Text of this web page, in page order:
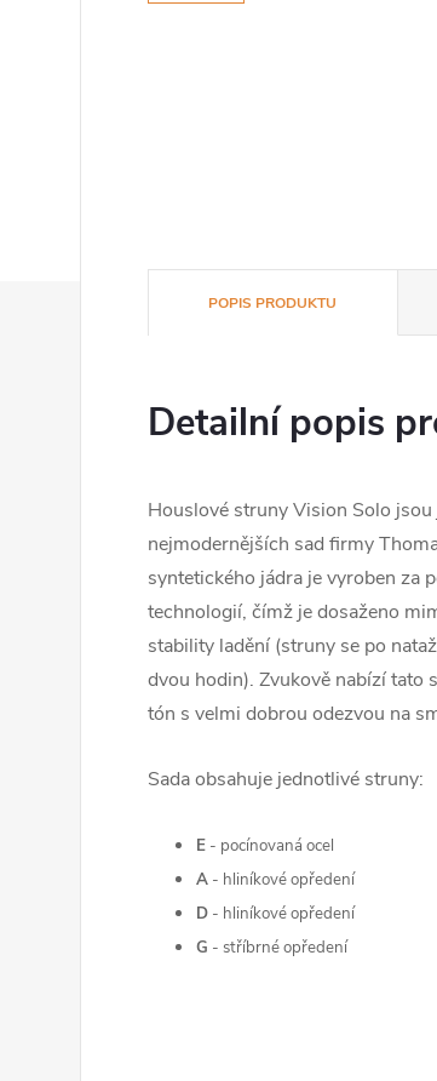
POPIS PRODUKTU
Detailní popis
Houslové struny Vision Solo
nejmodernějších sad firmy
syntetického jádra je vyroben za
technologií, čímž je dosaženo
stability ladění (struny se po
dvou hodin). Zvukově nabízí tato
tón s velmi dobrou odezvou na
Sada obsahuje jednotlivé struny:
E - pocínovaná ocel
A - hliníkové opředení
D - hliníkové opředení
G - stříbrné opředení